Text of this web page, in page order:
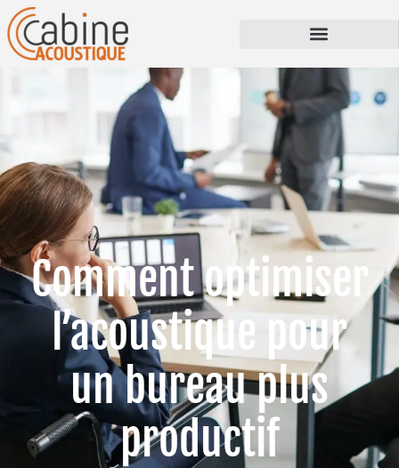
Comment optimiser
l’acoustique pour
un bureau plus
productif